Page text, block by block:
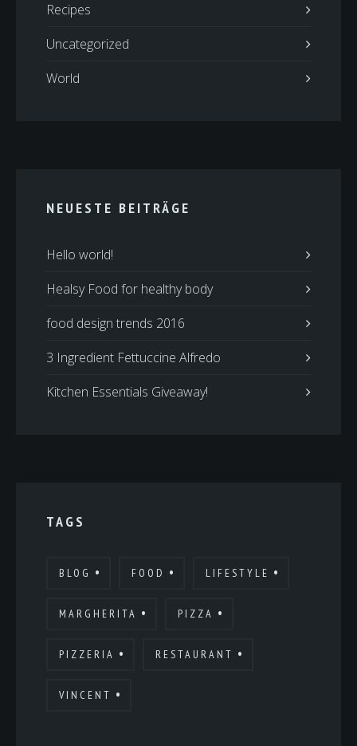
Recipes
Uncategorized
World
NEUESTE BEITRÄGE
Hello world!
Healsy Food for healthy body
food design trends 2016
3 Ingredient Fettuccine Alfredo
Kitchen Essentials Giveaway!
TAGS
BLOG FOOD LIFESTYLE
MARGHERITA PIZZA
PIZZERIA RESTAURANT
VINCENT